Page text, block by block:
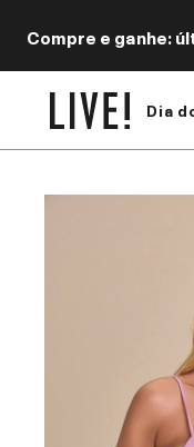
Compre e ganhe:
Dia